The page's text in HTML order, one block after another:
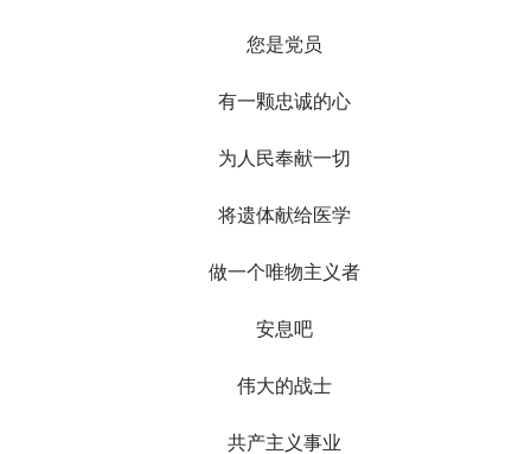
您是党员
有一颗忠诚的心
为人民奉献一切
将遗体献给医学
做一个唯物主义者
安息吧
伟大的战士
共产主义事业